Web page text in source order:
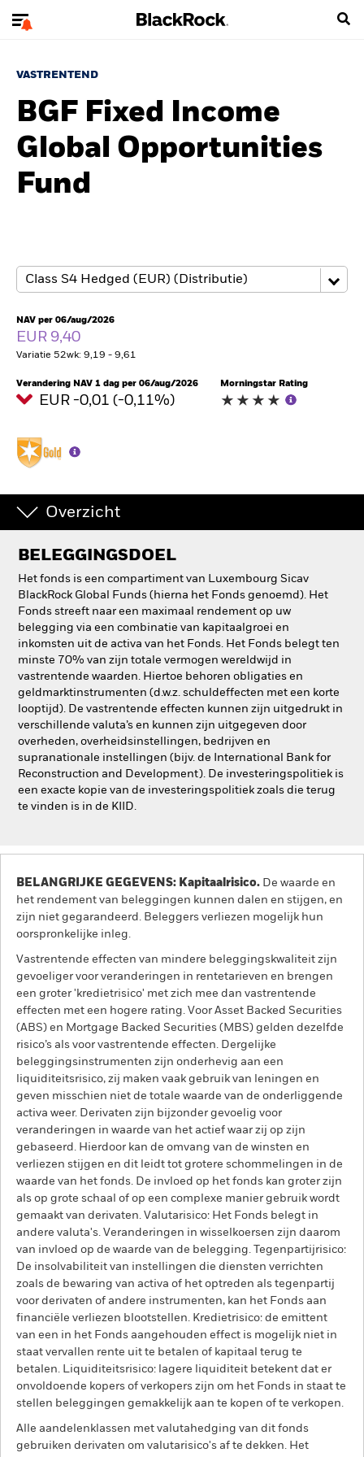
VASTRENTEND
BGF Fixed Income
Global Opportunities
Fund
NAV per 06/aug/2026
EUR 9,40
Variatie 52wk: 9,19 - 9,61
Verandering NAV 1 dag per 06/aug/2026
EUR -0,01 (-0,11%)
Morningstar Rating
Overzicht
BELEGGINGSDOEL
Het fonds is een compartiment van Luxembourg Sicav
BlackRock Global Funds (hierna het Fonds genoemd). Het
Fonds streeft naar een maximaal rendement op uw
belegging via een combinatie van kapitaalgroei en
inkomsten uit de activa van het Fonds. Het Fonds belegt ten
minste 70% van zijn totale vermogen wereldwijd in
vastrentende waarden. Hiertoe behoren obligaties en
geldmarktinstrumenten (d.w.z. schuldeffecten met een korte
looptijd). De vastrentende effecten kunnen zijn uitgedrukt in
verschillende valuta’s en kunnen zijn uitgegeven door
overheden, overheidsinstellingen, bedrijven en
supranationale instellingen (bijv. de International Bank for
Reconstruction and Development). De investeringspolitiek is
een exacte kopie van de investeringspolitiek zoals die terug
te vinden is in de KIID.
BELANGRIJKE GEGEVENS: Kapitaalrisico. De waarde en
het rendement van beleggingen kunnen dalen en stijgen, en
zijn niet gegarandeerd. Beleggers verliezen mogelijk hun
oorspronkelijke inleg.
Vastrentende effecten van mindere beleggingskwaliteit zijn
gevoeliger voor veranderingen in rentetarieven en brengen
een groter 'kredietrisico' met zich mee dan vastrentende
effecten met een hogere rating. Voor Asset Backed Securities
(ABS) en Mortgage Backed Securities (MBS) gelden dezelfde
risico’s als voor vastrentende effecten. Dergelijke
beleggingsinstrumenten zijn onderhevig aan een
liquiditeitsrisico, zij maken vaak gebruik van leningen en
geven misschien niet de totale waarde van de onderliggende
activa weer. Derivaten zijn bijzonder gevoelig voor
veranderingen in waarde van het actief waar zij op zijn
gebaseerd. Hierdoor kan de omvang van de winsten en
verliezen stijgen en dit leidt tot grotere schommelingen in de
waarde van het fonds. De invloed op het fonds kan groter zijn
als op grote schaal of op een complexe manier gebruik wordt
gemaakt van derivaten. Valutarisico: Het Fonds belegt in
andere valuta's. Veranderingen in wisselkoersen zijn daarom
van invloed op de waarde van de belegging. Tegenpartijrisico:
De insolvabiliteit van instellingen die diensten verrichten
zoals de bewaring van activa of het optreden als tegenpartij
voor derivaten of andere instrumenten, kan het Fonds aan
financiële verliezen blootstellen. Kredietrisico: de emittent
van een in het Fonds aangehouden effect is mogelijk niet in
staat vervallen rente uit te betalen of kapitaal terug te
betalen. Liquiditeitsrisico: lagere liquiditeit betekent dat er
onvoldoende kopers of verkopers zijn om het Fonds in staat te
stellen beleggingen gemakkelijk aan te kopen of te verkopen.
Alle aandelenklassen met valutahedging van dit fonds
gebruiken derivaten om valutarisico's af te dekken. Het